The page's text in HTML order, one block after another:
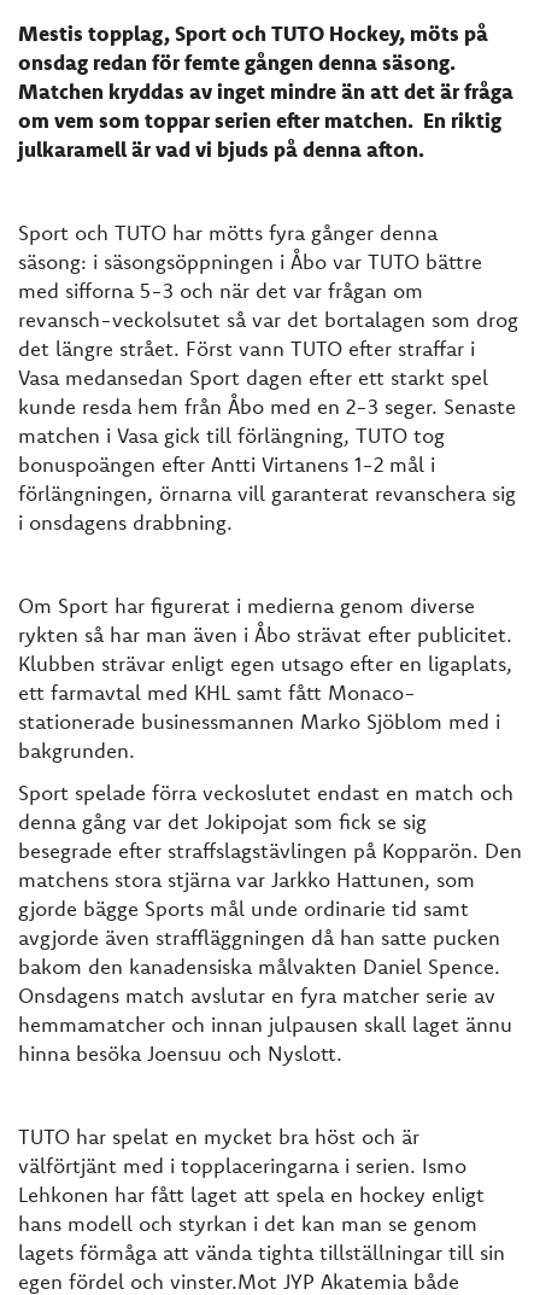
Mestis topplag, Sport och TUTO Hockey, möts på
onsdag redan för femte gången denna säsong.
Matchen kryddas av inget mindre än att det är fråga
om vem som toppar serien efter matchen. En riktig
julkaramell är vad vi bjuds på denna afton.
Sport och TUTO har mötts fyra gånger denna
säsong: i säsongsöppningen i Åbo var TUTO bättre
med sifforna 5-3 och när det var frågan om
revansch-veckolsutet så var det bortalagen som drog
det längre strået. Först vann TUTO efter straffar i
Vasa medansedan Sport dagen efter ett starkt spel
kunde resda hem från Åbo med en 2-3 seger. Senaste
matchen i Vasa gick till förlängning, TUTO tog
bonuspoängen efter Antti Virtanens 1-2 mål i
förlängningen, örnarna vill garanterat revanschera sig
i onsdagens drabbning.
Om Sport har figurerat i medierna genom diverse
rykten så har man även i Åbo strävat efter publicitet.
Klubben strävar enligt egen utsago efter en ligaplats,
ett farmavtal med KHL samt fått Monaco-
stationerade businessmannen Marko Sjöblom med i
bakgrunden.
Sport spelade förra veckoslutet endast en match och
denna gång var det Jokipojat som fick se sig
besegrade efter straffslagstävlingen på Kopparön. Den
matchens stora stjärna var Jarkko Hattunen, som
gjorde bägge Sports mål unde ordinarie tid samt
avgjorde även straffläggningen då han satte pucken
bakom den kanadensiska målvakten Daniel Spence.
Onsdagens match avslutar en fyra matcher serie av
hemmamatcher och innan julpausen skall laget ännu
hinna besöka Joensuu och Nyslott.
TUTO har spelat en mycket bra höst och är
välförtjänt med i topplaceringarna i serien. Ismo
Lehkonen har fått laget att spela en hockey enligt
hans modell och styrkan i det kan man se genom
lagets förmåga att vända tighta tillställningar till sin
egen fördel och vinster.Mot JYP Akatemia både